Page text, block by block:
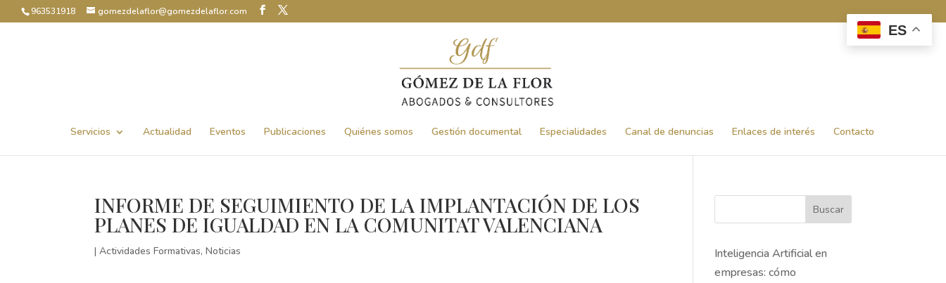
963531918 gomezdelaflor@gomezdelaflor.com
Servicios Actualidad Eventos Publicaciones Quiénes somos Gestión documental Especialidades Canal de denuncias Enlaces de interés Contacto
INFORME DE SEGUIMIENTO DE LA IMPLANTACIÓN DE LOS
PLANES DE IGUALDAD EN LA COMUNITAT VALENCIANA
|Actividades Formativas,Noticias
Buscar
Inteligencia Artificial en
empresas: cómo
ES